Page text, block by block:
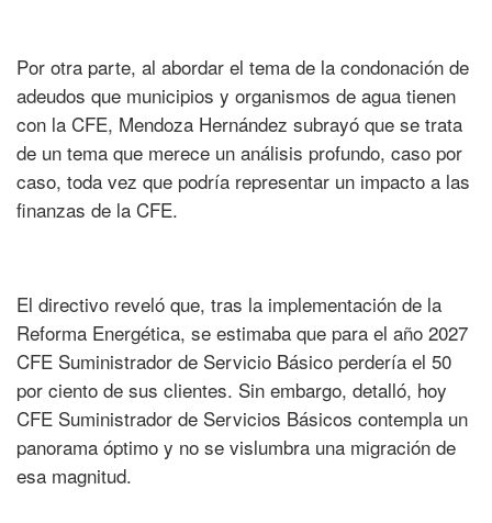
Por otra parte, al abordar el tema de la condonación de
adeudos que municipios y organismos de agua tienen
con la CFE, Mendoza Hernández subrayó que se trata
de un tema que merece un análisis profundo, caso por
caso, toda vez que podría representar un impacto a las
finanzas de la CFE.
El directivo reveló que, tras la implementación de la
Reforma Energética, se estimaba que para el año 2027
CFE Suministrador de Servicio Básico perdería el 50
por ciento de sus clientes. Sin embargo, detalló, hoy
CFE Suministrador de Servicios Básicos contempla un
panorama óptimo y no se vislumbra una migración de
esa magnitud.